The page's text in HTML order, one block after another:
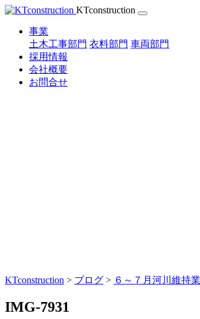
Skip
content
KTconstruction
事業
土木工事部門 衣料部門 車両部門
採用情報
会社概要
お問合せ
KTconstruction > ブログ > ６～７月河川維持
IMG-7931